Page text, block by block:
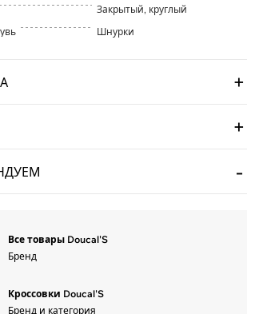
Закрытый, круглый
Шнурки
Все товары Doucal'S
Бренд
Кроссовки Doucal'S
Бренд и категория